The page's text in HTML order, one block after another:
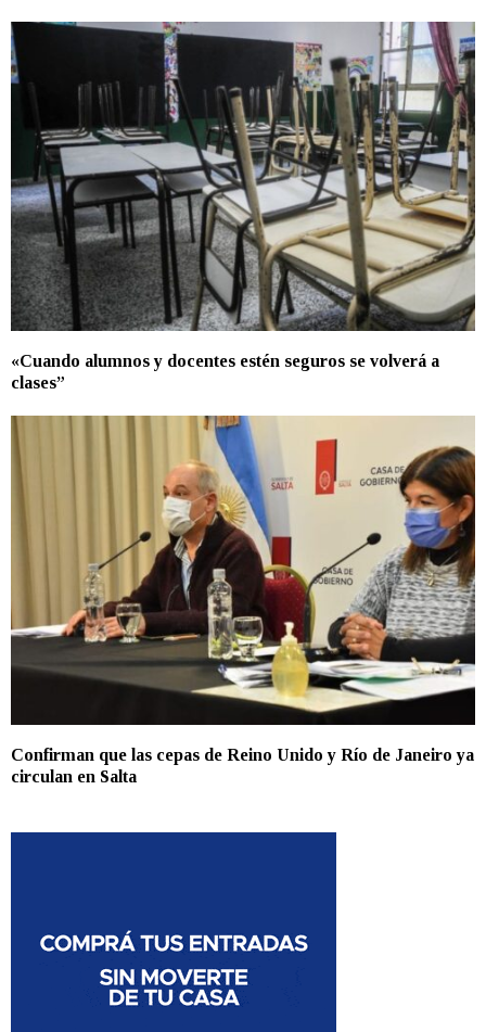
«Cuando alumnos y docentes estén seguros se volverá a
clases”
Confirman que las cepas de Reino Unido y Río de Janeiro ya
circulan en Salta